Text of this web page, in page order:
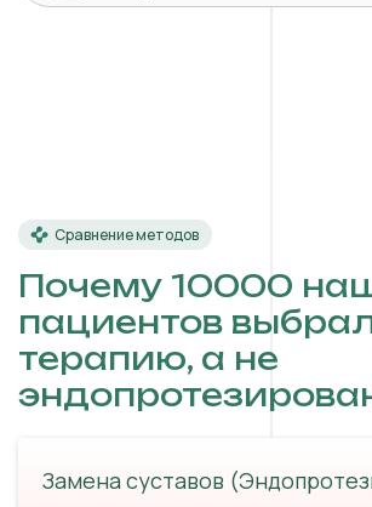
Сравнение методов
Почему 10000
пациентов
терапию, а не
Замена суставов